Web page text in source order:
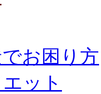
お困り方
ット